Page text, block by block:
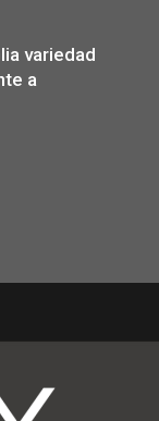
variedad
a